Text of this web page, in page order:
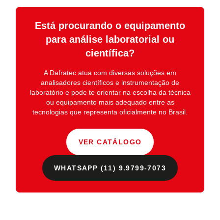
Está procurando o equipamento
para análise laboratorial ou
científica?
ADafratec atua com diversas soluções em
analisadores científicos e instrumentação de
laboratórioe pode te orientar na escolha da técnica
ou equipamento mais adequado entre as
tecnologias que representa oficialmente no Brasil.
VER CATÁLOGO
WHATSAPP (11) 9.9799-7073